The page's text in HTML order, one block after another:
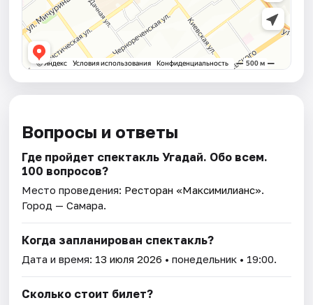
Вопросы и ответы
Где пройдет спектакль Угадай. Обо всем.
100 вопросов?
Место проведения: Ресторан «Максимилианс».
Город — Самара.
Когда запланирован спектакль?
Дата и время: 13 июля 2026 • понедельник • 19:00.
Сколько стоит билет?